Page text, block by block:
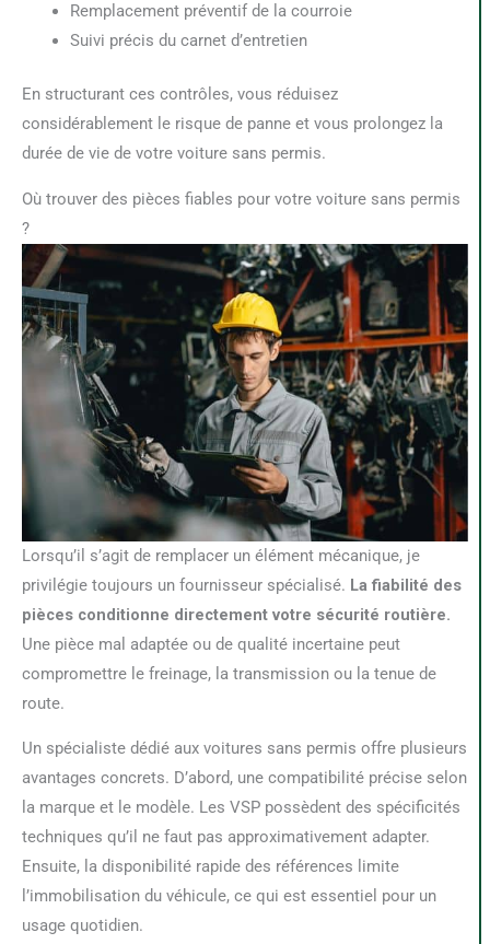
Remplacement préventif de la courroie
Suivi précis du carnet d’entretien
En structurant ces contrôles, vous réduisez
considérablement le risque de panne et vous prolongez la
durée de vie de votre voiture sans permis.
Où trouver des pièces fiables pour votre voiture sans permis
?
Lorsqu’il s’agit de remplacer un élément mécanique, je
privilégie toujours un fournisseur spécialisé. La fiabilité des
pièces conditionne directement votre sécurité routière.
Une pièce mal adaptée ou de qualité incertaine peut
compromettre le freinage, la transmission ou la tenue de
route.
Un spécialiste dédié aux voitures sans permis offre plusieurs
avantages concrets. D’abord, une compatibilité précise selon
la marque et le modèle. Les VSP possèdent des spécificités
techniques qu’il ne faut pas approximativement adapter.
Ensuite, la disponibilité rapide des références limite
l’immobilisation du véhicule, ce qui est essentiel pour un
usage quotidien.